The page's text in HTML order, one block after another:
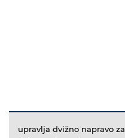
upravlja dvižno napravo za